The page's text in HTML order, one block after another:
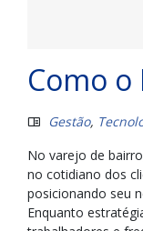
Como o
Gestão,
No varejo de
no cotidiano dos
posicionando seu
Enquanto